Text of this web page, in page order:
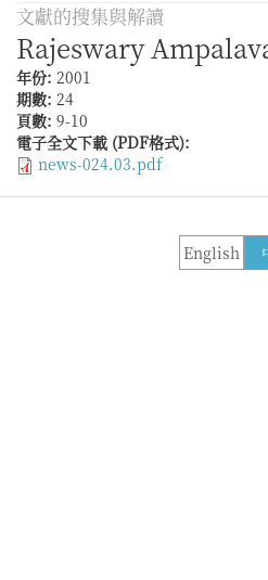
文獻的搜集與解讀
Rajeswary
年份: 2001
期數: 24
頁數: 9-10
電子全文下載 (PDF格式):
news-024.03.pdf
English